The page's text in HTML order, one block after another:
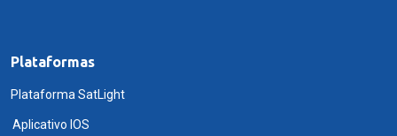
Plataformas
Plataforma SatLight
Aplicativo IOS